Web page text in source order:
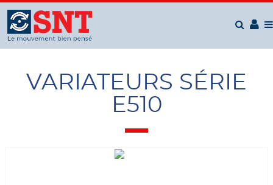
VARIATEURS SÉRIE
E510
Panneau de gestion des cookies